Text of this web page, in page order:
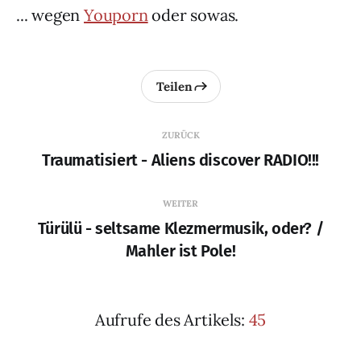
... wegenYoupornoder sowas.
ZURÜCK
Traumatisiert - Aliens discover RADIO!!!
Teilen
WEITER
Türülü - seltsame Klezmermusik, oder? /
Mahler ist Pole!
Aufrufe des Artikels: 45